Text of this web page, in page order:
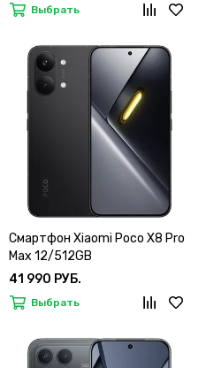
Выбрать
Смартфон Xiaomi Poco X8 Pro
Max 12/512GB
41 990 РУБ.
Выбрать